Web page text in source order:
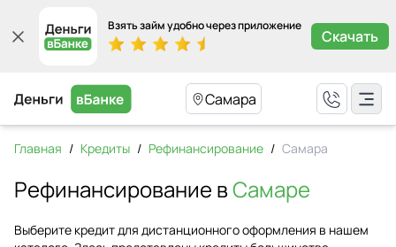
Взять займ удобно через приложение
Скачать
Самара
Главная / Кредиты / Рефинансирование / Самара
Рефинансирование вСамаре
Выберите кредит для дистанционного оформления в нашем